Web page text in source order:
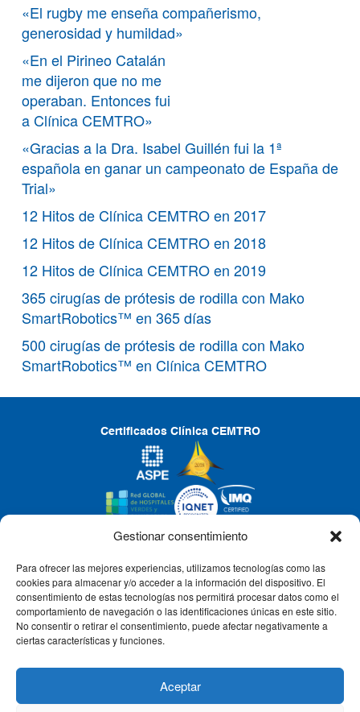
Gestionar consentimiento
Para ofrecer las mejores experiencias, utilizamos tecnologías como las
cookies para almacenar y/o acceder a la información del dispositivo. El
consentimiento de estas tecnologías nos permitirá procesar datos como el
comportamiento de navegación o las identificaciones únicas en este sitio.
No consentir o retirar el consentimiento, puede afectar negativamente a
ciertas características y funciones.
Aceptar
«El rugby me enseña compañerismo,
generosidad y humildad»
«En el Pirineo Catalán
me dijeron que no me
operaban. Entonces fui
a Clínica CEMTRO»
«Gracias a la Dra. Isabel Guillén fui la 1ª
española en ganar un campeonato de España de
Trial»
12 Hitos de Clínica CEMTRO en 2017
12 Hitos de Clínica CEMTRO en 2018
12 Hitos de Clínica CEMTRO en 2019
365 cirugías de prótesis de rodilla con Mako
SmartRobotics™ en 365 días
500 cirugías de prótesis de rodilla con Mako
SmartRobotics™ en Clínica CEMTRO
Certificados Clínica CEMTRO
CLÍNICA CEMTRO
QUIÉNES SOMOS